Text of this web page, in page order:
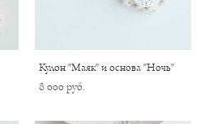
Кулон "Маяк" и основа "Ночь"
8 000 pуб.